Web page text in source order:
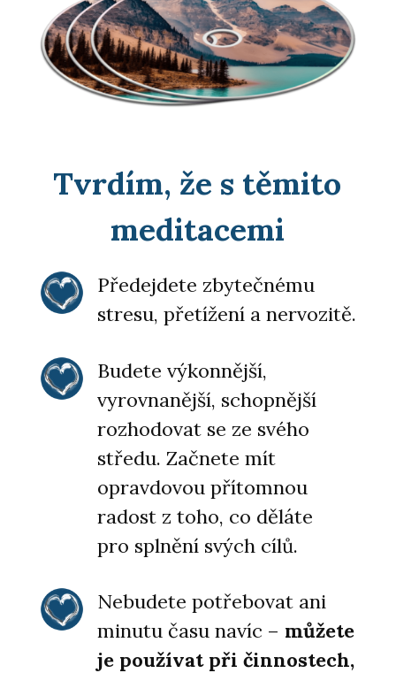
Tvrdím, že s těmito
meditacemi
Předejdete zbytečnému
stresu, přetížení a nervozitě.
Budete výkonnější,
vyrovnanější, schopnější
rozhodovat se ze svého
středu. Začnete mít
opravdovou přítomnou
radost z toho, co děláte
pro splnění svých cílů.
Nebudete potřebovat ani
minutu času navíc – můžete
je používat při činnostech,